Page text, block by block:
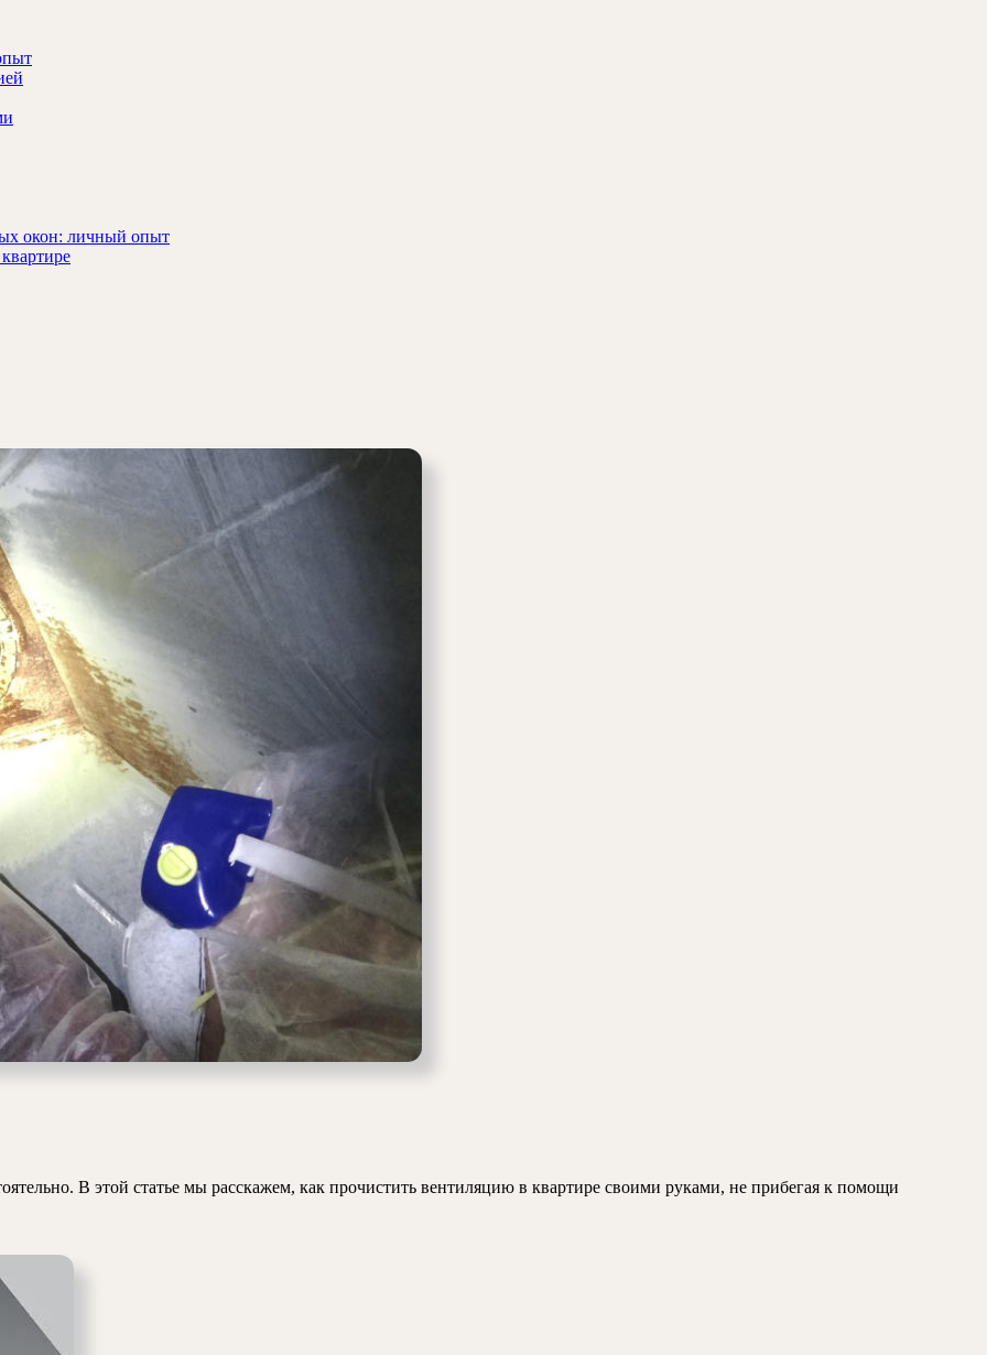
окон: личный опыт
В этой статье мы расскажем, как прочистить вентиляцию в квартире своими руками, не прибегая к помощи